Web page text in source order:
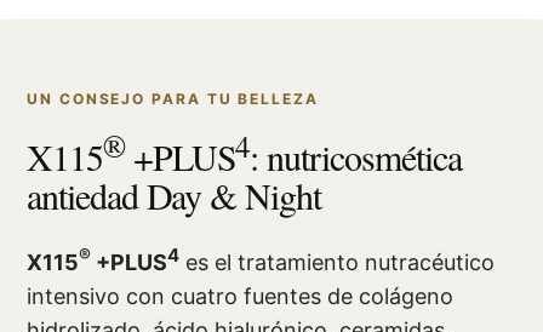
UN CONSEJO PARA TU BELLEZA
X115®+PLUS4: nutricosmética
antiedad Day & Night
X115® +PLUS4 es el tratamiento nutracéutico
intensivo con cuatro fuentes de colágeno